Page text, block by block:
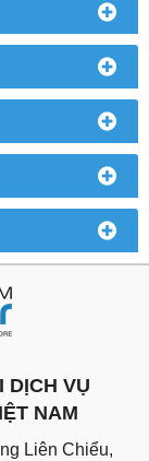
DỊCH VỤ
NAM
Liên Chiểu,